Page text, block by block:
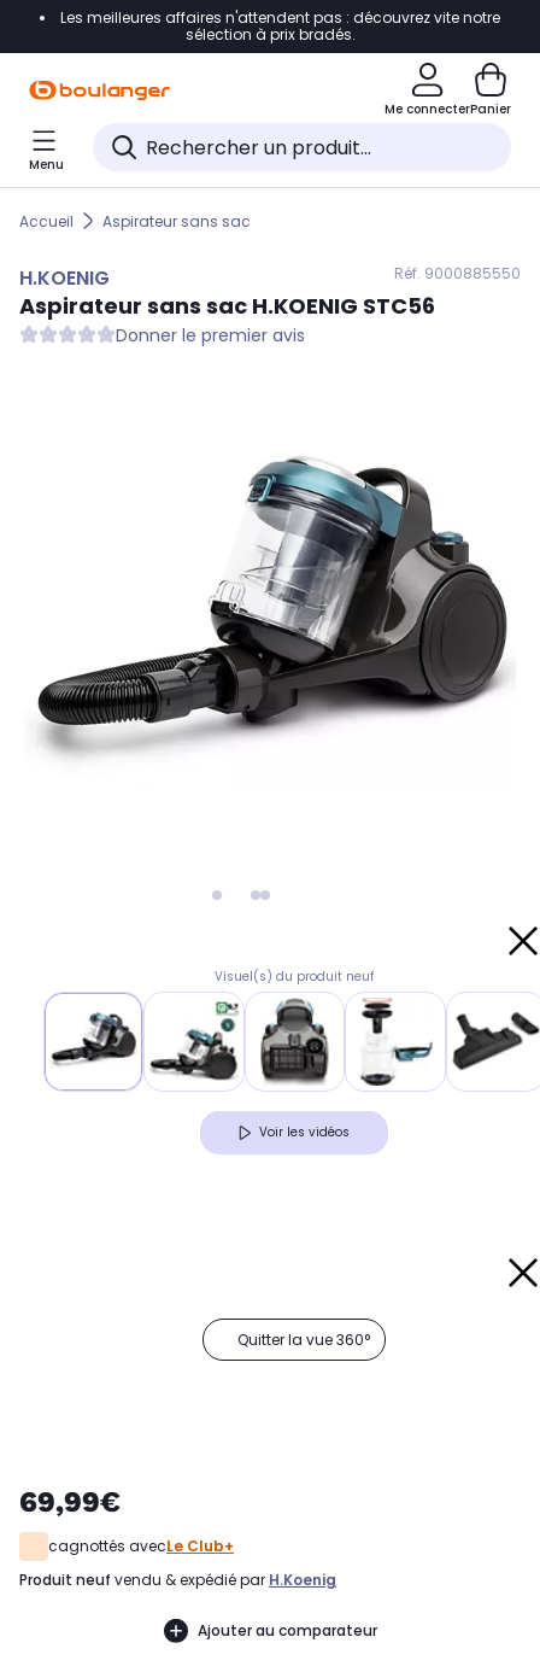
Accéder directement à la navigation
Accéder directement au pied de page
Accéder directement au chatbot
Les meilleures affaires n'attendent pas : découvrez vite notre
sélection à prix bradés.
Me connecterPanier
Menu
Accueil Aspirateur sans sac
H.KOENIG Réf. 9000885550
Aspirateur sans sac H.KOENIG STC56
Donner le premier avis
Visuel(s) du produit neuf
Voir les vidéos
Quitter la vue 360°
69,99€
cagnottés avecLe Club+
produit neuf vendu & expédié par H.koenig
Ajouter au comparateur